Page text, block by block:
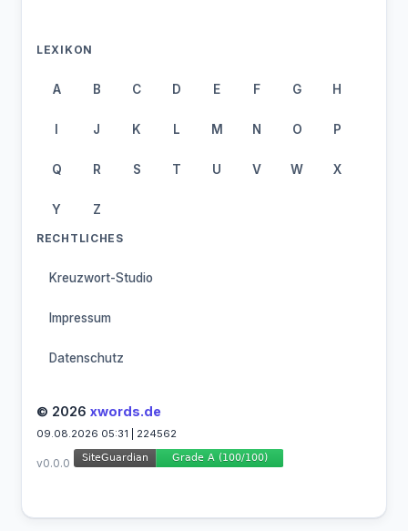
LEXIKON
A B C D E F G H
I J K L M N O P
Q R S T U V W X
Y Z
RECHTLICHES
Kreuzwort-Studio
Impressum
Datenschutz
© 2026 xwords.de
09.08.2026 05:31 | 224562
v0.0.0